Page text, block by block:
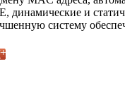
динамические и
систему